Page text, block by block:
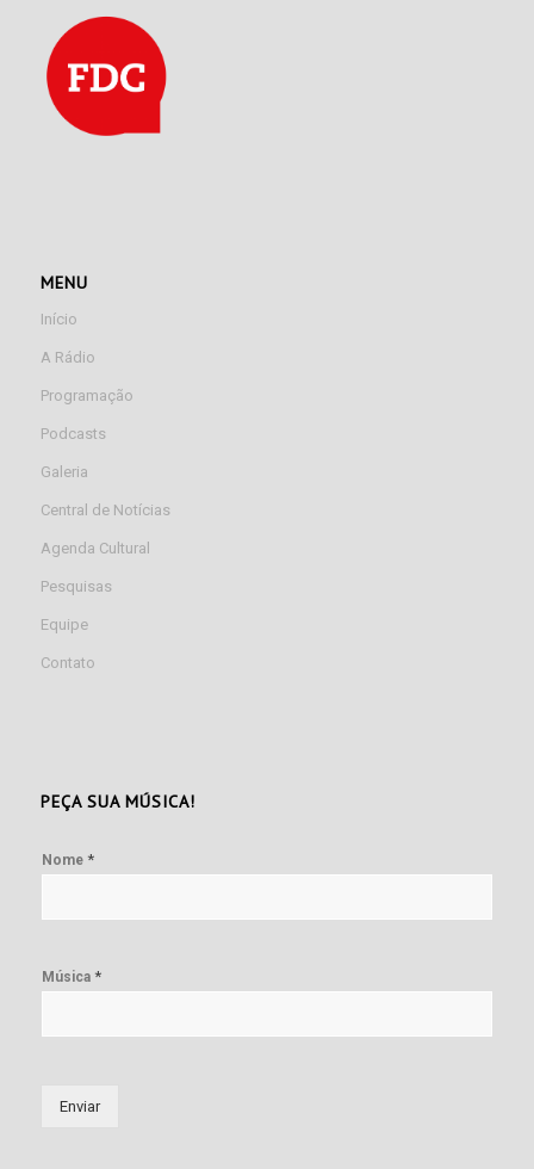
MENU
Início
A Rádio
Programação
Podcasts
Galeria
Central de Notícias
Agenda Cultural
Pesquisas
Equipe
Contato
PEÇA SUA MÚSICA!
Nome *
Música *
Enviar